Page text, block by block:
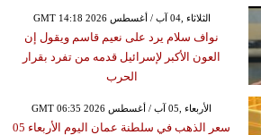
GMT 14:18 2026 الثلاثاء ,04 آب / أغسطس
نواف سلام يرد على نعيم قاسم ويقول إن
العون الأكبر لإسرائيل قدمه من تفرد بقرار
الحرب
GMT 06:35 2026 الأربعاء ,05 آب / أغسطس
سعر الذهب في سلطنة عمان اليوم الأربعاء 05